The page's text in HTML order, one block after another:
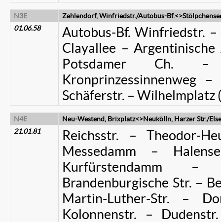
N3E
Zehlendorf, Winfriedstr./Autobus-
01.06.58
Autobus-Bf. Winfriedstr.
Clayallee –
Potsdamer Ch.
Kronprinzessinnenweg
Schäferstr. – Wilhelmplatz
N4E
Neu-Westend, Brixplatz<>Neukölln, Harzer Str./
21.01.81
Reichsstr. – Theodor-
Messedamm –
Kurfürstendamm
Brandenburgische Str. –
Martin-Luther-Str. –
Kolonnenstr. –